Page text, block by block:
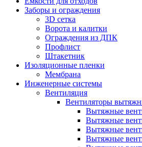
Заборы и ограждения
3D сетка
Ворота и калитки
Ограждения из ДПК
Профлист
Штакетник
Изоляционные пленки
Мембрана
Инженерные системы
Вентиляция
Вентиляторы
Вытяжные
Вытяжные
Вытяжные
Вытяжные